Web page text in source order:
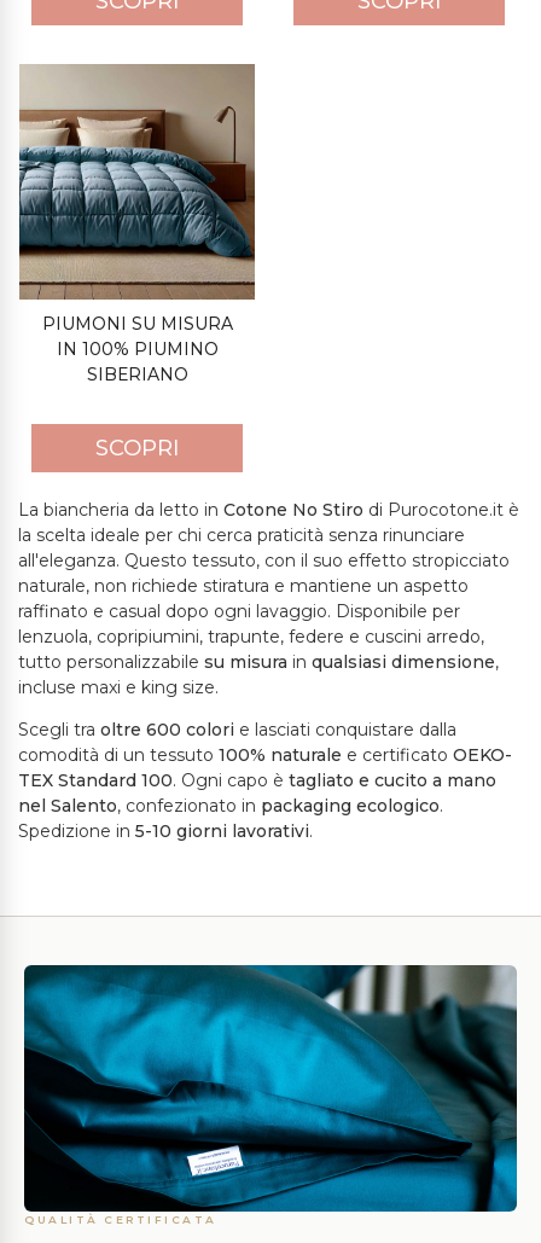
PIUMONI SU MISURA
IN 100% PIUMINO
SIBERIANO
SCOPRI
La biancheria da letto in Cotone No Stiro di Purocotone.it è
la scelta ideale per chi cerca praticità senza rinunciare
all'eleganza. Questo tessuto, con il suo effetto stropicciato
naturale, non richiede stiratura e mantiene un aspetto
raffinato e casual dopo ogni lavaggio. Disponibile per
lenzuola, copripiumini, trapunte, federe e cuscini arredo,
tutto personalizzabile su misura in qualsiasi dimensione,
incluse maxi e king size.
Scegli tra oltre 600 colori e lasciati conquistare dalla
comodità di un tessuto 100% naturale e certificato OEKO-
TEX Standard 100. Ogni capo è tagliato e cucito a mano
nel Salento, confezionato in packaging ecologico.
Spedizione in 5-10 giorni lavorativi.
QUALITÀ CERTIFICATA